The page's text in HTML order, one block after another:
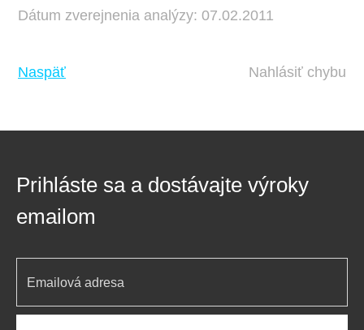
Dátum zverejnenia analýzy: 07.02.2011
Naspäť Nahlásiť chybu
Prihláste sa a dostávajte výroky
emailom